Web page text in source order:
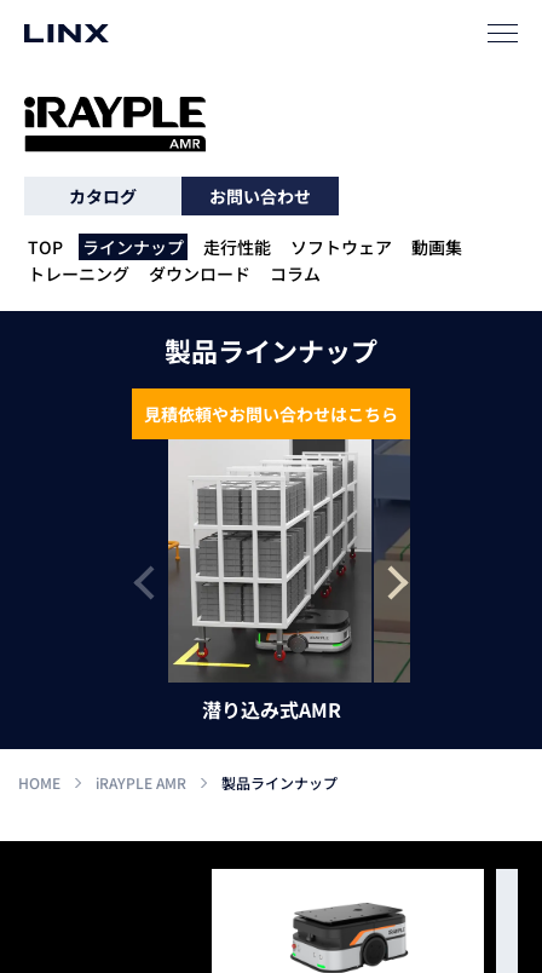
サポート
企業 情報
採用 中途
カタログ お問い合わせ
TOP ラインナップ 走行性能 ソフトウェア
動画集
トレーニング
ダウンロード コラム
製品ラインナップ
見積依頼やお問い合わせはこちら
潜り込み式AMR
HOME iRAYPLE AMR 製品ラインナップ